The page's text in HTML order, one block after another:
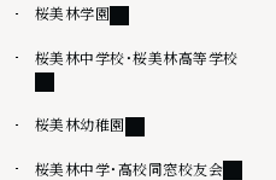
桜美林学園外部リンク
桜美林中学校・桜美林高等学校外部
桜美林幼稚園外部リンク
桜美林中学・高校同窓校友会外部リ